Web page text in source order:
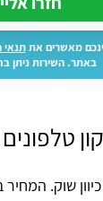
מאשרים אתתנאי
באתר. השירות ניתן
שוק.